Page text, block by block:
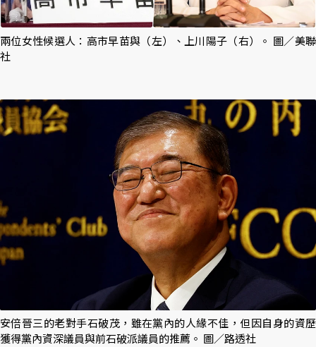
兩位女性候選人：高市早苗與（左）、上川陽子（右）。 圖／美聯
社
安倍晉三的老對手石破茂，雖在黨內的人緣不佳，但因自身的資歷
獲得黨內資深議員與前石破派議員的推薦。 圖／路透社